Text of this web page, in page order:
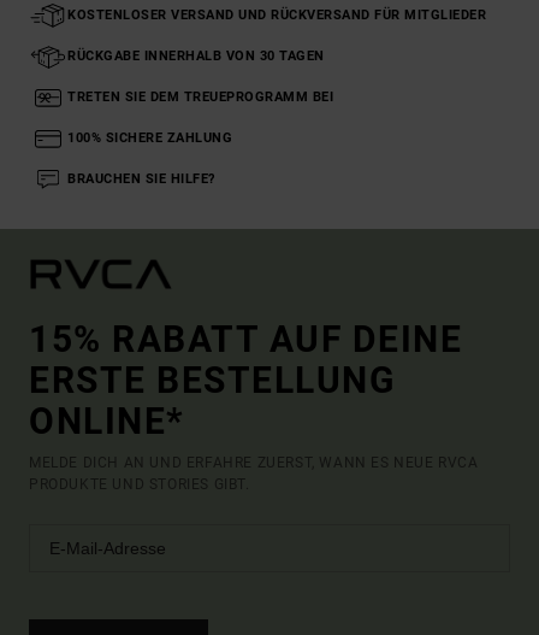
KOSTENLOSER VERSAND UND RÜCKVERSAND FÜR MITGLIEDER
RÜCKGABE INNERHALB VON 30 TAGEN
TRETEN SIE DEM TREUEPROGRAMM BEI
100% SICHERE ZAHLUNG
BRAUCHEN SIE HILFE?
15% RABATT AUF DEINE
ERSTE BESTELLUNG
ONLINE*
MELDE DICH AN UND ERFAHRE ZUERST, WANN ES NEUE RVCA
PRODUKTE UND STORIES GIBT.